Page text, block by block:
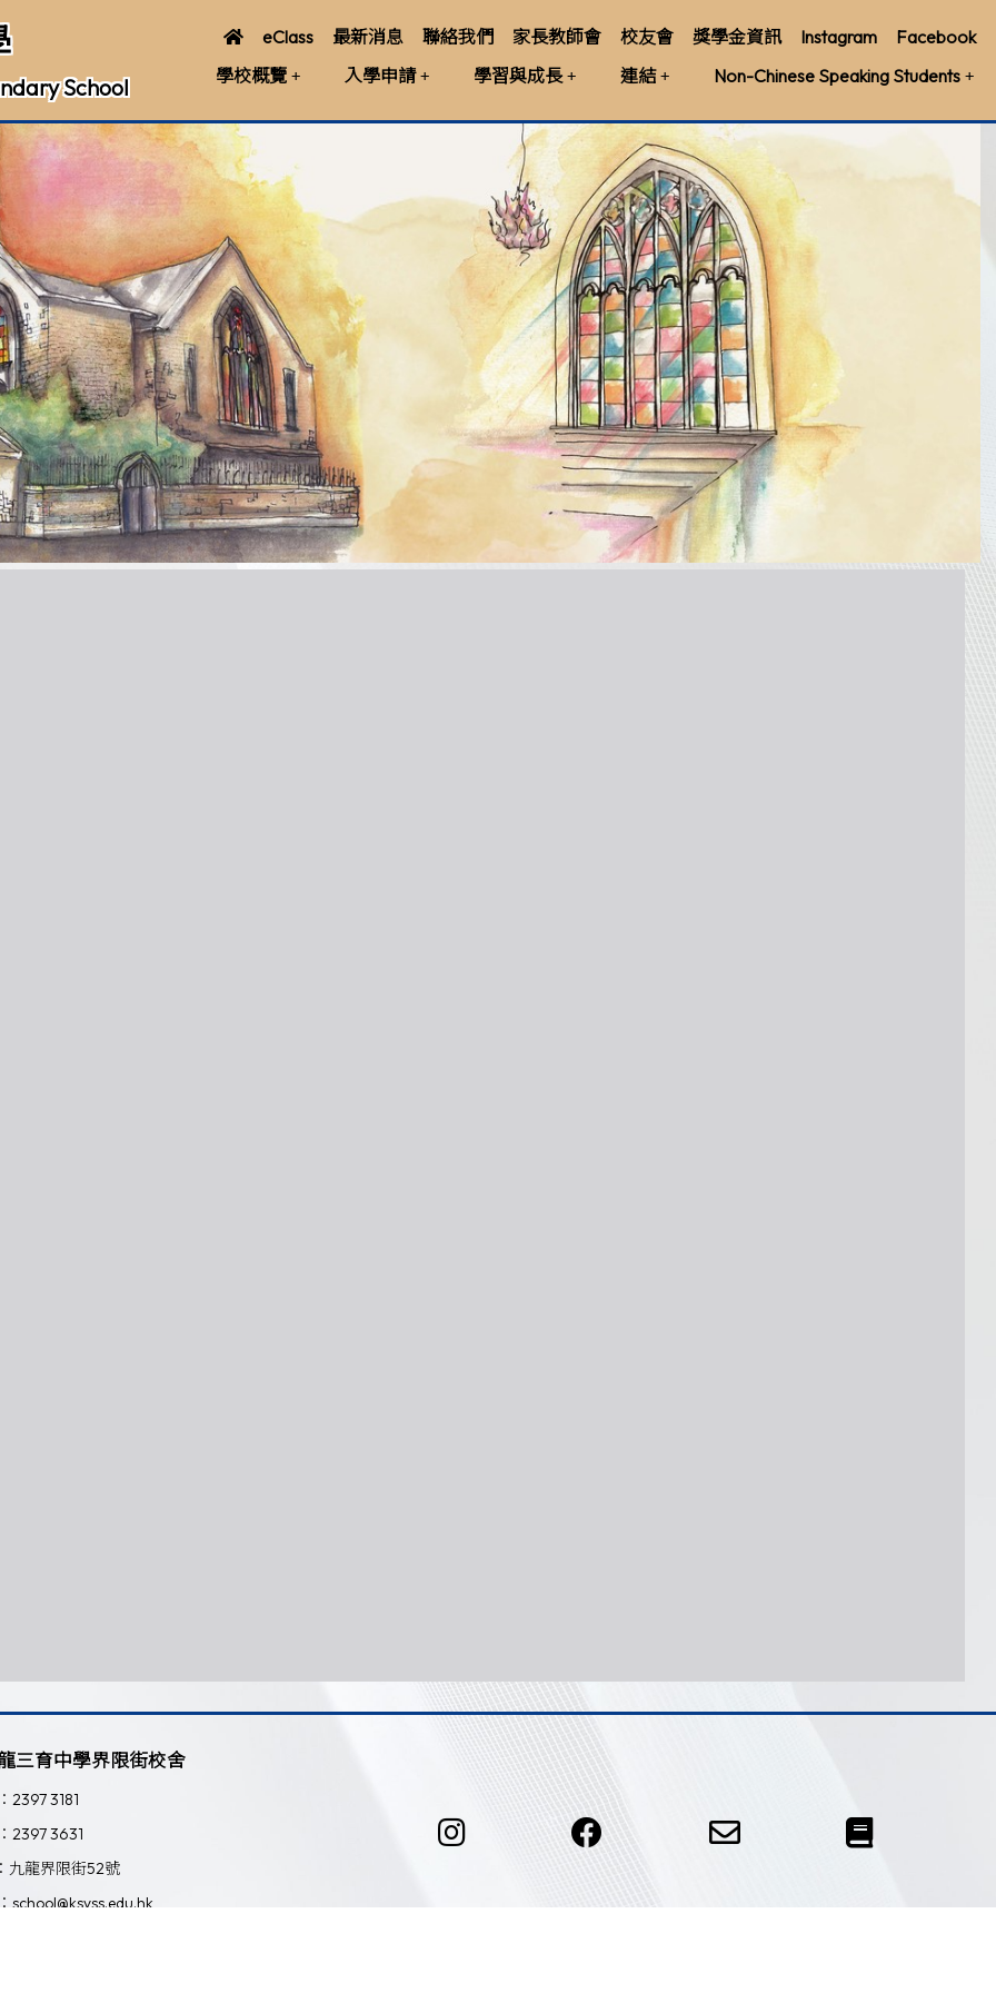
School
eClass 最新消息 聯絡我們 家長教師會 校友會 獎學金資訊 Instagram
Facebook
學校概覽
入學申請 學習與成長 連結 Non-Chinese Speaking Students
三育中學界限街校舍
2397 3181
2397 3631
九龍界限街52號
school@ksyss.edu.hk